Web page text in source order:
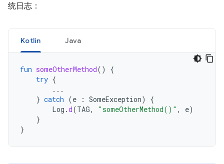
统日志：
Kotlin Java
fun someOtherMethod()
{
try {
...
} catch (e : SomeException)
{
Log .d(TAG, "someOtherMethod()" , e)
}
}